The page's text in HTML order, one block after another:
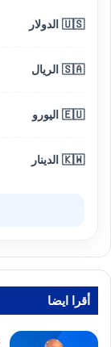
🇺🇸 الدولار
🇸🇦 الريال
🇪🇺 اليورو
🇰🇼 الدينار
أقرا ايضا